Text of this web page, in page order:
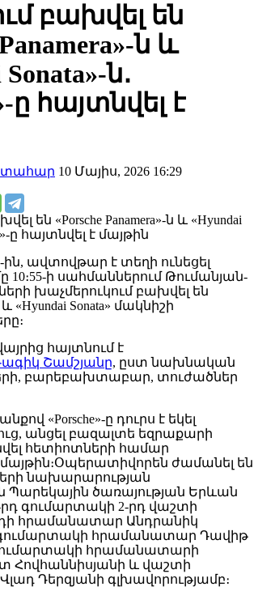
բախվել են
ն և
ն․
ը հայտնվել է
10 Մայիս, 2026 16:29
ին, ավտովթար է տեղի ունեցել
10։55-ի սահմաններում Թումանյան-
խաչմերուկում բախվել են
և «Hyundai Sonata» մակնիշի
հայտնում է
Շամշյանը, ըստ նախնական
բարեբախտաբար, տուժածներ
«Porsche»-ը դուրս է եկել
անցել բազալտե եզրաքարի
հետիոտների համար
ժամանել են
նախարարության
Պարեկային ծառայության Երևան
գումարտակի 2-րդ վաշտի
հրամանատար Անդրանիկ
հրամանատար Դավիթ
հրամանատարի
Հովհաննիսյանի և վաշտի
Դերզյանի գլխավորությամբ։